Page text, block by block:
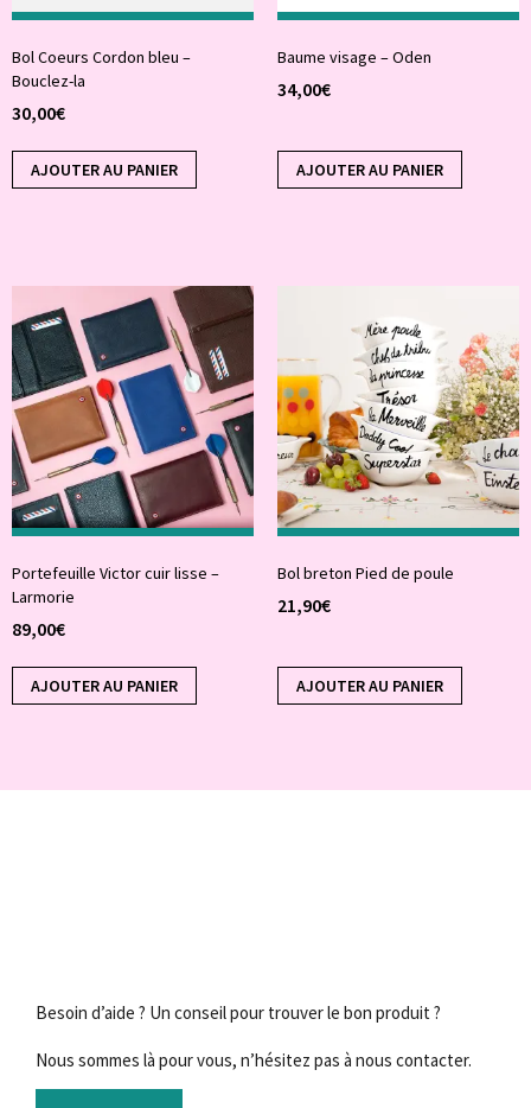
Bol Coeurs Cordon bleu –
Bouclez-la
30,00€
AJOUTER AU PANIER
Baume visage – Oden
34,00€
AJOUTER AU PANIER
Portefeuille Victor cuir lisse –
Larmorie
89,00€
AJOUTER AU PANIER
Bol breton Pied de poule
21,90€
AJOUTER AU PANIER
Besoin d’aide ? Un conseil pour trouver le bon produit ?
Nous sommes là pour vous, n’hésitez pas à nous contacter.